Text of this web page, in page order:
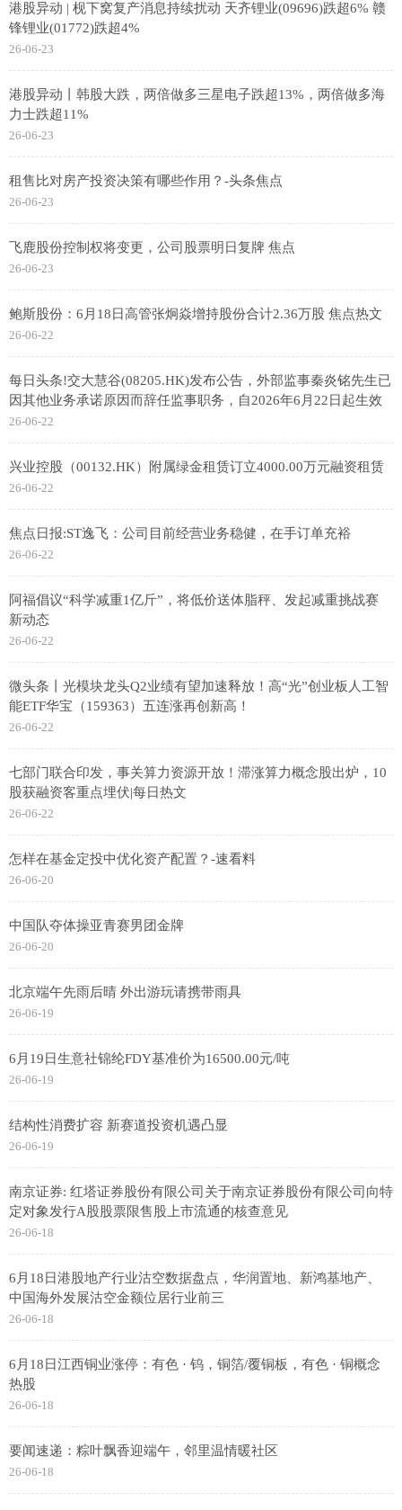
港股异动 | 枧下窝复产消息持续扰动 天齐锂业(09696)跌超6% 赣
锋锂业(01772)跌超4%
26-06-23
港股异动丨韩股大跌，两倍做多三星电子跌超13%，两倍做多海
力士跌超11%
26-06-23
租售比对房产投资决策有哪些作用？-头条焦点
26-06-23
飞鹿股份控制权将变更，公司股票明日复牌 焦点
26-06-23
鲍斯股份：6月18日高管张炯焱增持股份合计2.36万股 焦点热文
26-06-22
每日头条!交大慧谷(08205.HK)发布公告，外部监事秦炎铭先生已
因其他业务承诺原因而辞任监事职务，自2026年6月22日起生效
26-06-22
兴业控股（00132.HK）附属绿金租赁订立4000.00万元融资租赁
26-06-22
焦点日报:ST逸飞：公司目前经营业务稳健，在手订单充裕
26-06-22
阿福倡议“科学减重1亿斤”，将低价送体脂秤、发起减重挑战赛
新动态
26-06-22
微头条丨光模块龙头Q2业绩有望加速释放！高“光”创业板人工智
能ETF华宝（159363）五连涨再创新高！
26-06-22
七部门联合印发，事关算力资源开放！滞涨算力概念股出炉，10
股获融资客重点埋伏|每日热文
26-06-22
怎样在基金定投中优化资产配置？-速看料
26-06-20
中国队夺体操亚青赛男团金牌
26-06-20
北京端午先雨后晴 外出游玩请携带雨具
26-06-19
6月19日生意社锦纶FDY基准价为16500.00元/吨
26-06-19
结构性消费扩容 新赛道投资机遇凸显
26-06-19
南京证券: 红塔证券股份有限公司关于南京证券股份有限公司向特
定对象发行A股股票限售股上市流通的核查意见
26-06-18
6月18日港股地产行业沽空数据盘点，华润置地、新鸿基地产、
中国海外发展沽空金额位居行业前三
26-06-18
6月18日江西铜业涨停：有色 · 钨，铜箔/覆铜板，有色 · 铜概念
热股
26-06-18
要闻速递：粽叶飘香迎端午，邻里温情暖社区
26-06-18